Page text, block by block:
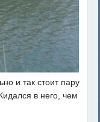
и так стоит пару
в него, чем